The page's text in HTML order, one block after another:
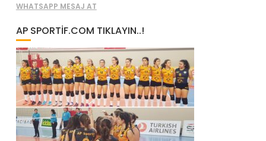
WHATSAPP MESAJ AT
AP SPORTIF.COM TIKLAYIN..!